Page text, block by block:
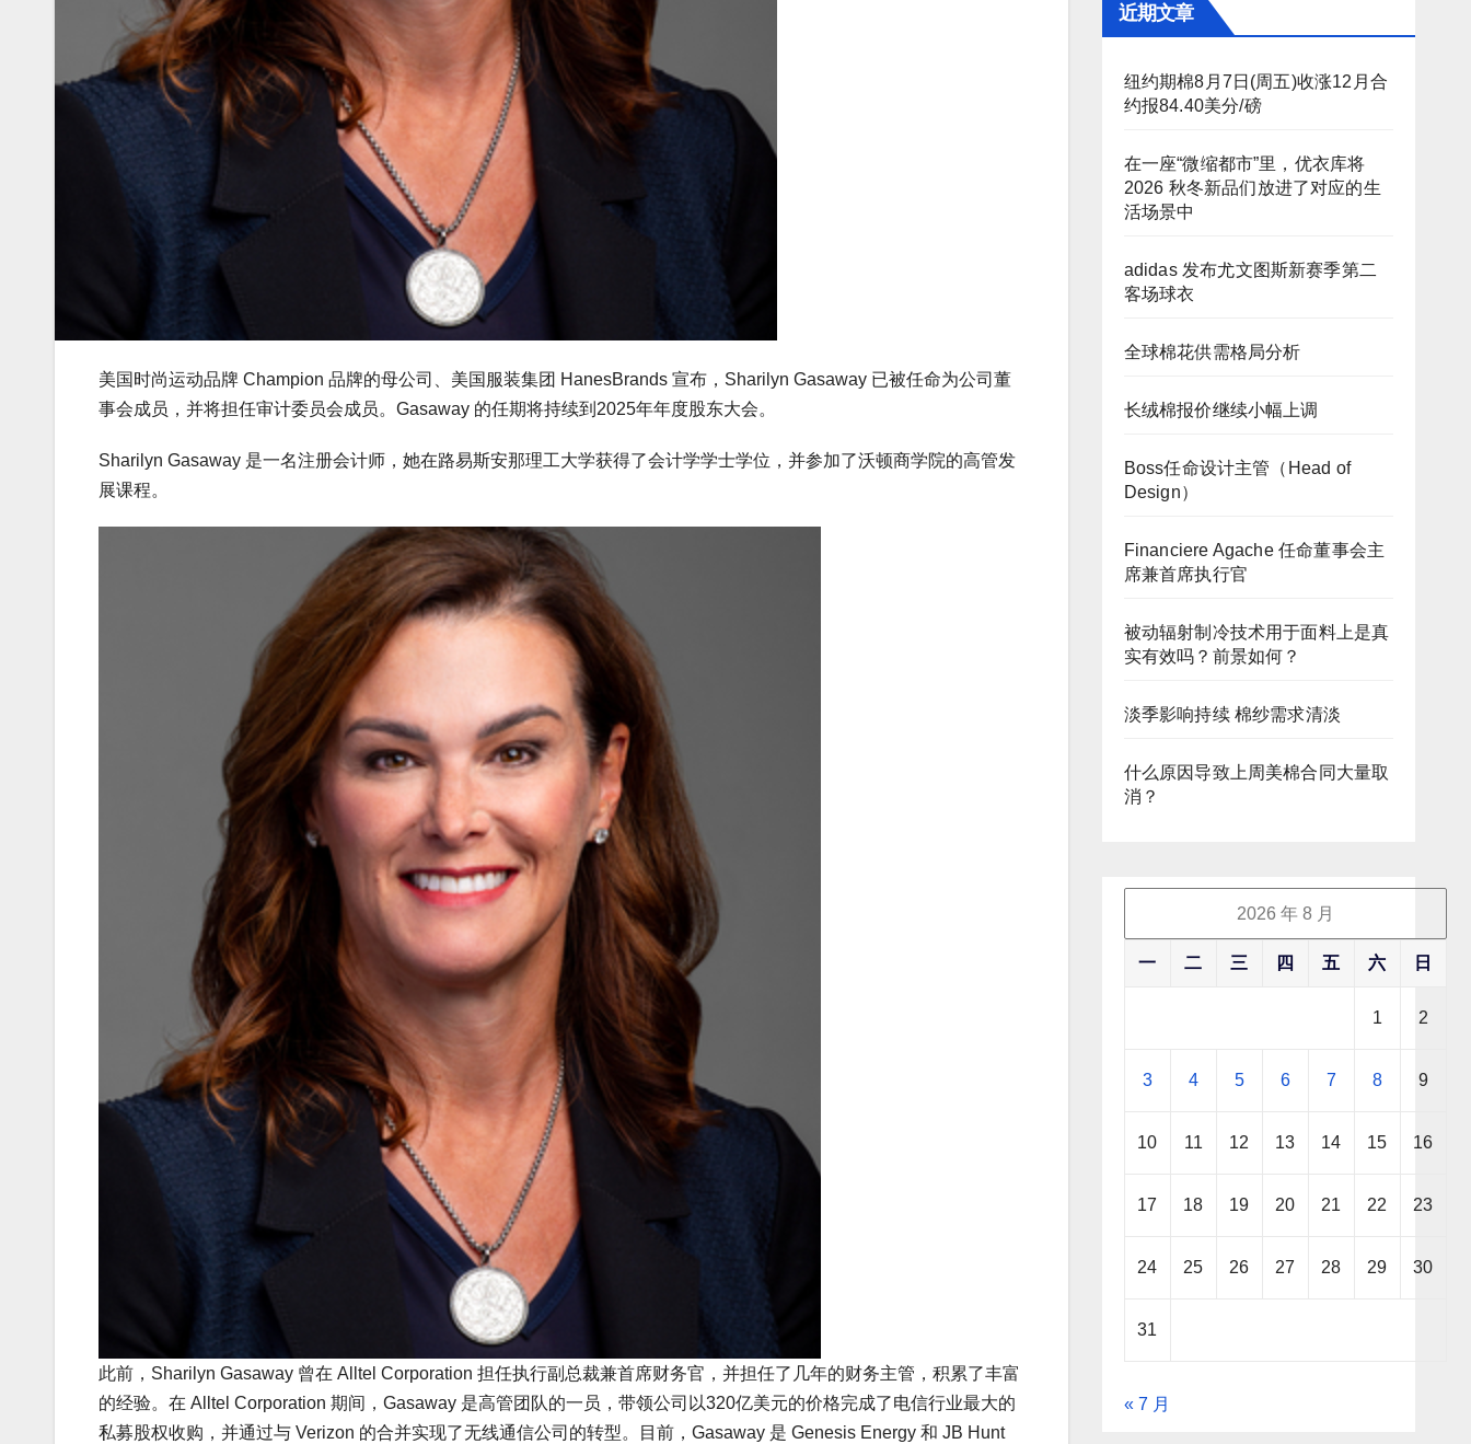
美国时尚运动品牌 Champion 品牌的母公司、美国服装集团 HanesBrands 宣布，Sharilyn Gasaway 已被任命为公司董
事会成员，并将担任审计委员会成员。Gasaway 的任期将持续到2025年年度股东大会。
Sharilyn Gasaway 是一名注册会计师，她在路易斯安那理工大学获得了会计学学士学位，并参加了沃顿商学院的高管发
展课程。
此前，Sharilyn Gasaway 曾在 Alltel Corporation 担任执行副总裁兼首席财务官，并担任了几年的财务主管，积累了丰富
的经验。在 Alltel Corporation 期间，Gasaway 是高管团队的一员，带领公司以320亿美元的价格完成了电信行业最大的
私募股权收购，并通过与 Verizon 的合并实现了无线通信公司的转型。目前，Gasaway 是 Genesis Energy 和 JB Hunt
近期文章
纽约期棉8月7日(周五)收涨12月合
约报84.40美分/磅
在一座“微缩都市”里，优衣库将
2026 秋冬新品们放进了对应的生
活场景中
adidas 发布尤文图斯新赛季第二
客场球衣
全球棉花供需格局分析
长绒棉报价继续小幅上调
Boss任命设计主管（Head of
Design）
Financiere Agache 任命董事会主
席兼首席执行官
被动辐射制冷技术用于面料上是真
实有效吗？前景如何？
淡季影响持续 棉纱需求清淡
什么原因导致上周美棉合同大量取
消？
2026 年 8 月
一 二 三 四 五 六 日
1 2
3 4 5 6 7 8 9
10 11 12 13 14 15 16
17 18 19 20 21 22 23
24 25 26 27 28 29 30
31
« 7 月